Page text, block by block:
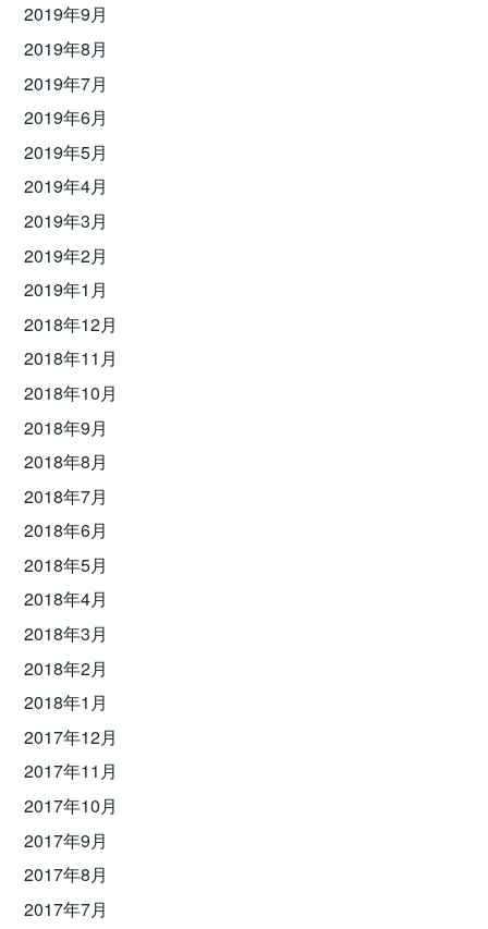
2019年9月
2019年8月
2019年7月
2019年6月
2019年5月
2019年4月
2019年3月
2019年2月
2019年1月
2018年12月
2018年11月
2018年10月
2018年9月
2018年8月
2018年7月
2018年6月
2018年5月
2018年4月
2018年3月
2018年2月
2018年1月
2017年12月
2017年11月
2017年10月
2017年9月
2017年8月
2017年7月